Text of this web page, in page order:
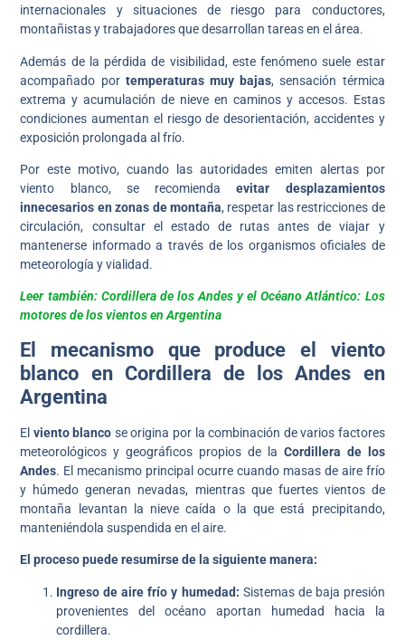
internacionales y situaciones de riesgo para conductores,
montañistas y trabajadores que desarrollan tareas en el área.
Además de la pérdida de visibilidad, este fenómeno suele estar
acompañado por temperaturas muy bajas, sensación térmica
extrema y acumulación de nieve en caminos y accesos. Estas
condiciones aumentan el riesgo de desorientación, accidentes y
exposición prolongada al frío.
Por este motivo, cuando las autoridades emiten alertas por
viento blanco, se recomiendaevitar desplazamientos
innecesarios en zonas de montaña, respetar las restricciones de
circulación, consultar el estado de rutas antes de viajar y
mantenerse informado a través de los organismos oficiales de
meteorología y vialidad.
Leer también: Cordillera de los Andes y el Océano Atlántico: Los
motores de los vientos en Argentina
El mecanismo que produce el viento
blanco en Cordillera de los Andes en
Argentina
El viento blanco se origina por la combinación de varios factores
meteorológicos y geográficos propios de la Cordillera de los
Andes. El mecanismo principal ocurre cuando masas de aire frío
y húmedo generan nevadas, mientras que fuertes vientos de
montaña levantan la nieve caída o la que está precipitando,
manteniéndola suspendida en el aire.
El proceso puede resumirse de la siguiente manera:
Ingreso de aire frío y humedad: Sistemas de baja presión
provenientes del océano aportan humedad hacia la
cordillera.